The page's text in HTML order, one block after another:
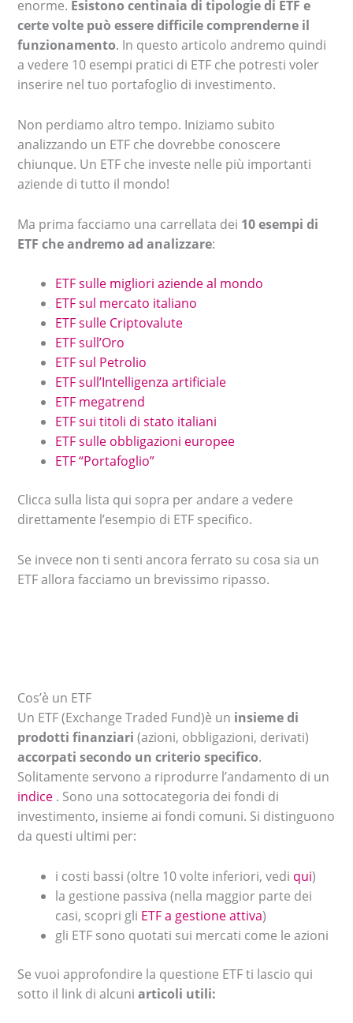
enorme. Esistono centinaia di tipologie di ETF e
certe volte può essere difficile comprenderne il
funzionamento. In questo articolo andremo quindi
a vedere 10 esempi pratici di ETF che potresti voler
inserire nel tuo portafoglio di investimento.
Non perdiamo altro tempo. Iniziamo subito
analizzando un ETF che dovrebbe conoscere
chiunque. Un ETF che investe nelle più importanti
aziende di tutto il mondo!
Ma prima facciamo una carrellata dei 10 esempi di
ETF che andremo ad analizzare:
ETF sulle migliori aziende al mondo
ETF sul mercato italiano
ETF sulle Criptovalute
ETF sull’Oro
ETF sul Petrolio
ETF sull’Intelligenza artificiale
ETF megatrend
ETF sui titoli di stato italiani
ETF sulle obbligazioni europee
ETF “Portafoglio”
Clicca sulla lista qui sopra per andare a vedere
direttamente l’esempio di ETF specifico.
Se invece non ti senti ancora ferrato su cosa sia un
ETF allora facciamo un brevissimo ripasso.
Cos’è un ETF
Un ETF (Exchange Traded Fund)è un insieme di
prodotti finanziari (azioni, obbligazioni, derivati)
accorpati secondo un criterio specifico.
Solitamente servono a riprodurre l’andamento di un
indice . Sono una sottocategoria dei fondi di
investimento, insieme ai fondi comuni. Si distinguono
da questi ultimi per:
i costi bassi (oltre 10 volte inferiori, vedi qui)
la gestione passiva (nella maggior parte dei
casi, scopri gli ETF a gestione attiva)
gli ETF sono quotati sui mercati come le azioni
Se vuoi approfondire la questione ETF ti lascio qui
sotto il link di alcuniarticoli utili: